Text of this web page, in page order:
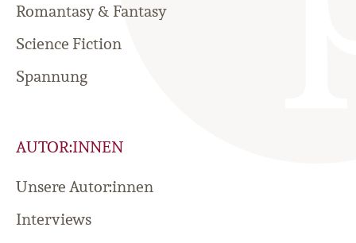
Romantasy & Fantasy
Science Fiction
Spannung
AUTOR:INNEN
Unsere Autor:innen
Interviews